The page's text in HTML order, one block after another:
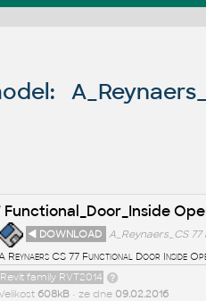
Functional_Door_Inside
◄ DOWNLOAD
A_Reynaers_CS
A Reynaers CS 77 Functional Door Inside
Revit family RVT2014
Velikost 608kB• ze dne 09.02.2016